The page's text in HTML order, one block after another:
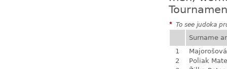
* To see judoka
Surname
1
2
Poliak